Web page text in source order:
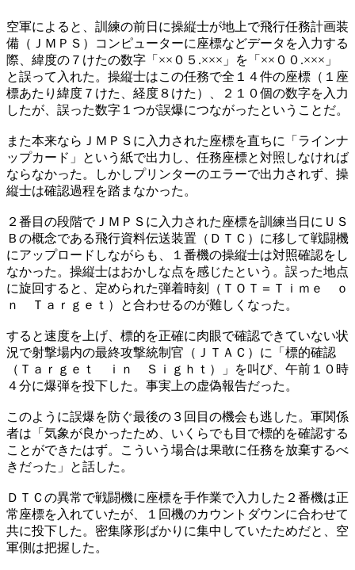
空軍によると、訓練の前日に操縦士が地上で飛行任務計画装
備（ＪＭＰＳ）コンピューターに座標などデータを入力する
際、緯度の７けたの数字「××０５.×××」を「××００.×××」
と誤って入れた。操縦士はこの任務で全１４件の座標（１座
標あたり緯度７けた、経度８けた）、２１０個の数字を入力
したが、誤った数字１つが誤爆につながったということだ。
また本来ならＪＭＰＳに入力された座標を直ちに「ラインナ
ップカード」という紙で出力し、任務座標と対照しなければ
ならなかった。しかしプリンターのエラーで出力されず、操
縦士は確認過程を踏まなかった。
２番目の段階でＪＭＰＳに入力された座標を訓練当日にＵＳ
Ｂの概念である飛行資料伝送装置（ＤＴＣ）に移して戦闘機
にアップロードしながらも、１番機の操縦士は対照確認をし
なかった。操縦士はおかしな点を感じたという。誤った地点
に旋回すると、定められた弾着時刻（ＴＯＴ＝Ｔｉｍｅ ｏ
ｎ Ｔａｒｇｅｔ）と合わせるのが難しくなった。
すると速度を上げ、標的を正確に肉眼で確認できていない状
況で射撃場内の最終攻撃統制官（ＪＴＡＣ）に「標的確認
（Ｔａｒｇｅｔ ｉｎ Ｓｉｇｈｔ）」を叫び、午前１０時
４分に爆弾を投下した。事実上の虚偽報告だった。
このように誤爆を防ぐ最後の３回目の機会も逃した。軍関係
者は「気象が良かったため、いくらでも目で標的を確認する
ことができたはず。こういう場合は果敢に任務を放棄するべ
きだった」と話した。
ＤＴＣの異常で戦闘機に座標を手作業で入力した２番機は正
常座標を入れていたが、１回機のカウントダウンに合わせて
共に投下した。密集隊形ばかりに集中していたためだと、空
軍側は把握した。